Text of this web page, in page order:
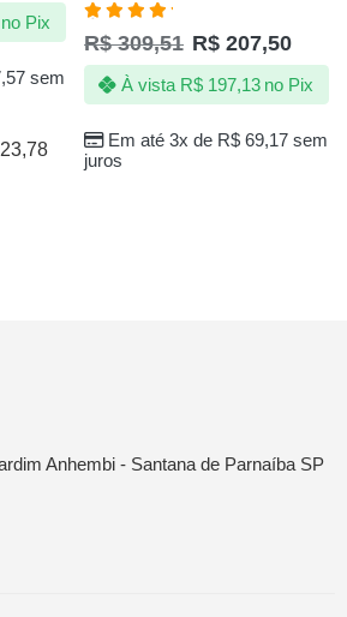
sem
no Pix
23,78
Avaliação
5.00de 5
R$309,51 R$ 207,50
Em até 3x de R$69,17sem
juros
À vista R$197,13 no Pix
Anhembi - Santana de Parnaíba SP